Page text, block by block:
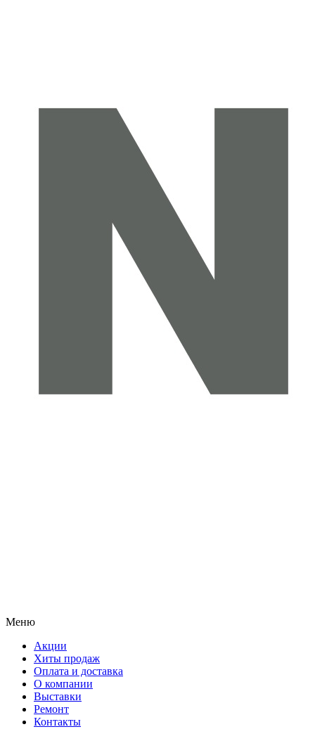
Меню
Акции
Хиты продаж
Оплата и доставка
О компании
Выставки
Ремонт
Контакты